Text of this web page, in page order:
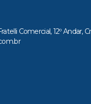
Comercial, 12º Andar,